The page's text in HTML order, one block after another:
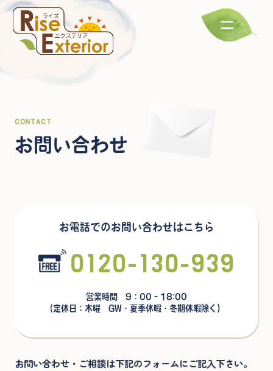
CONTACT
お問い合わせ
お電話でのお問い合わせはこちら
0120-130-939
営業時間 9：00 - 18:00
（定休日：木曜 GW・夏季休暇・冬期休暇除く)
お問い合わせ・ご相談は下記のフォームにご記入下さい。